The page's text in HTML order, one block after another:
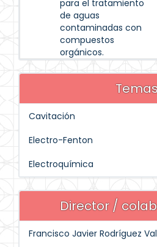
para el tratamiento
de aguas
contaminadas con
compuestos
orgánicos.
Cavitación
Electro-Fenton
Electroquímica
Director /
Francisco Javier Rodríguez